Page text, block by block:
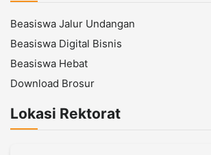
Beasiswa Jalur Undangan
Beasiswa Digital Bisnis
Beasiswa Hebat
Download Brosur
Lokasi Rektorat